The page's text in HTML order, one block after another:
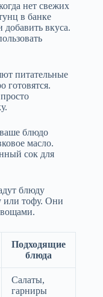
нет свежих
в банке
вкуса.
питательные
готовятся.
блюдо
масло.
сок для
блюду
или тофу. Они
Подходящие
блюда
Салаты,
гарниры